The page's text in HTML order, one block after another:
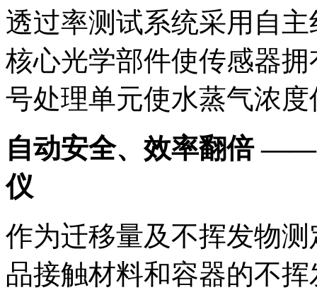
透过率测试系统采用自
核心光学部件使传感器
号处理单元使水蒸气浓
自动安全、效率翻倍 ——
仪
作为迁移量及不挥发物
品接触材料和容器的不